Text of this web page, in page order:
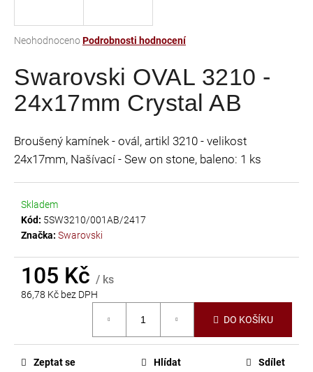
Průměrné
produktu
je
0,0
hvězdiček.
NeohodnocenoPodrobnosti hodnocení
Swarovski OVAL 3210 -
24x17mm Crystal AB
Broušený kamínek - ovál, artikl 3210 - velikost
24x17mm, Našívací - Sew on stone, baleno: 1 ks
Skladem
Kód: 5SW3210/001AB/2417
Značka: Swarovski
105 Kč / ks
86,78 Kč bez DPH
DO KOŠÍKU
Zeptat se Hlídat Sdílet
j
t
?
HLEDAT
D
o
p
u
j
e